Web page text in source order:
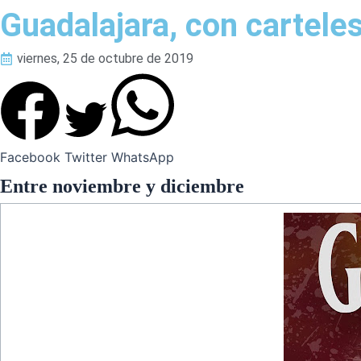
Guadalajara, con
viernes, 25 de octubre de 2019
Facebook Twitter WhatsApp
Entre noviembre y diciembre